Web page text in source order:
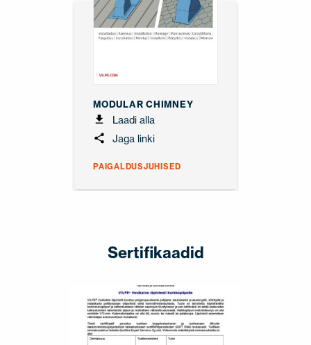
MODULAR CHIMNEY
Laadi alla
Jaga linki
PAIGALDUSJUHISED
Sertifikaadid